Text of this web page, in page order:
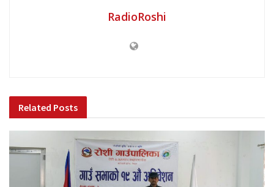
RadioRoshi
Related Posts